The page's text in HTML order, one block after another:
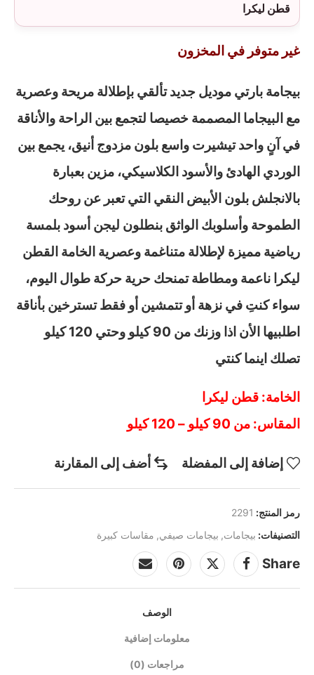
قطن ليكرا
غير متوفر في المخزون
بيجامة بارتي موديل جديد تألقي بإطلالة مريحة وعصرية
مع البيجاما المصممة خصيصا لتجمع بين الراحة والأناقة
في آنٍ واحد تيشيرت واسع بلون مزدوج أنيق، يجمع بين
الوردي الهادئ والأسود الكلاسيكي، مزين بعبارة
بالانجلش بلون الأبيض النقي التي تعبر عن روحك
الطموحة وأسلوبك الواثق بنطلون ليجن أسود بلمسة
رياضية مميزة لإطلالة متناغمة وعصرية الخامة القطن
ليكرا ناعمة ومطاطة تمنحك حرية حركة طوال اليوم،
سواء كنتِ في نزهة أو تتمشين أو فقط تسترخين بأناقة
اطلبيها الأن اذا وزنك من 90 كيلو وحتي 120 كيلو
تصلك اينما كنتي
الخامة: قطن ليكرا
المقاس: من 90 كيلو – 120 كيلو
إضافة إلى المفضلة أضف إلى المقارنة
رمز المنتج: 2291
التصنيفات: بيجامات, بيجامات صيفي, مقاسات كبيرة
Share
الوصف
معلومات إضافية
مراجعات (0)